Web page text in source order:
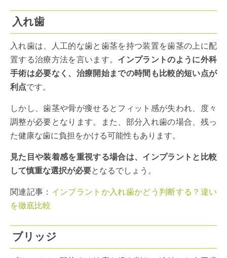
入れ歯
入れ歯は、人工的な歯と歯茎を持つ装置を歯茎の上に配
置する治療方法を言います。 インプラントのように外科
手術は必要なく、治療開始までの時間も比較的短い点が
利点です。
しかし、歯茎や骨が痩せるとフィット感が失われ、度々
調整が必要となります。また、部分入れ歯の場合、残っ
た健康な歯に負担をかける可能性もあります。
見た目や装着感を重視する場合は、インプラントと比較
して慎重な選択が必要となるでしょう。
関連記事： インプラントか入れ歯かどう判断する？違い
を徹底比較
ブリッジ